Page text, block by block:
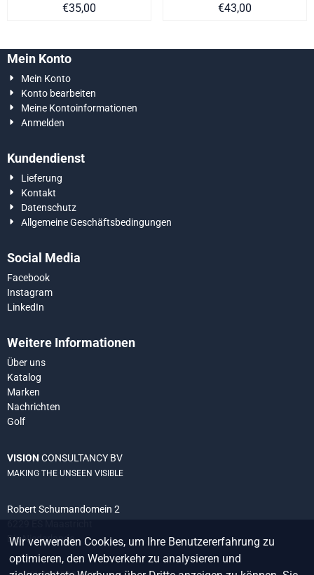
Preis auf Anfrage
€35,00
Preis auf
€43,00
Mein Konto
Mein Konto
Konto bearbeiten
Meine Kontoinformationen
Anmelden
Kundendienst
Lieferung
Kontakt
Datenschutz
Allgemeine Geschäftsbedingungen
Social Media
Facebook
Instagram
LinkedIn
Weitere Informationen
Über uns
Katalog
Marken
Nachrichten
Golf
VISION CONSULTANCY BV
MAKING THE UNSEEN VISIBLE
Robert Schumandomein 2
Die Niederlande
Wir verwenden Cookies, um Ihre Benutzererfahrung zu
optimieren, den Webverkehr zu analysieren und